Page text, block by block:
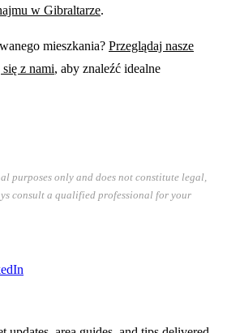
w Gibraltarze.
mieszkania? Przeglądaj nasze
z nami, aby znaleźć idealne
purposes only and does not constitute legal,
consult a qualified professional for your